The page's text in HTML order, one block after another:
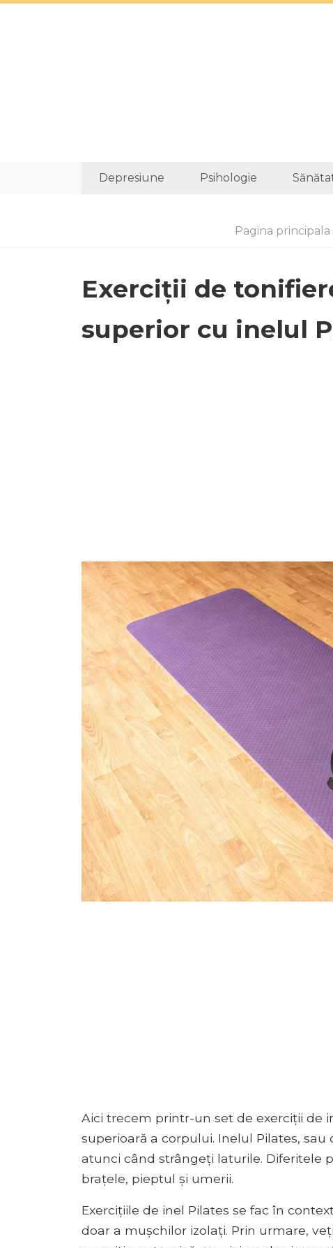
Depresiune Psihologie
Pagina principala
Exerciții de
superior cu inelul
Aici trecem printr-un set de exerciții de
superioară a corpului. Inelul Pilates,
atunci când strângeți laturile. Diferitele
brațele, pieptul și umerii.
Exercițiile de inel Pilates se fac în
doar a mușchilor izolați. Prin urmare,